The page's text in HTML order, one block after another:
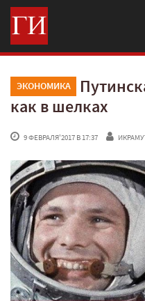
ЭКОНОМИКА
как в шелках
9 ФЕВРАЛЯ'2017 В 17:37